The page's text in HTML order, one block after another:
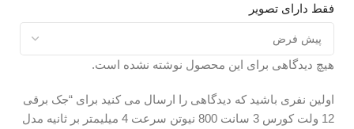
فقط دارای تصویر
هیچ دیدگاهی برای این محصول نوشته نشده است.
اولین نفری باشید که دیدگاهی را ارسال می کنید برای “جک برقی
12 ولت کورس 3 سانت 800 نیوتن سرعت 4 میلیمتر بر ثانیه مدل